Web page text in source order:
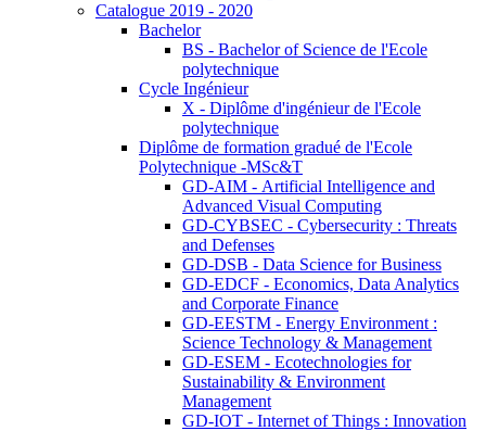
Catalogue 2019 - 2020
Bachelor
BS - Bachelor of Science de l'Ecole
polytechnique
Cycle Ingénieur
X - Diplôme d'ingénieur de l'Ecole
polytechnique
Diplôme de formation gradué de l'Ecole
Polytechnique -MSc&T
GD-AIM - Artificial Intelligence and
Advanced Visual Computing
GD-CYBSEC - Cybersecurity : Threats
and Defenses
GD-DSB - Data Science for Business
GD-EDCF - Economics, Data Analytics
and Corporate Finance
GD-EESTM - Energy Environment :
Science Technology & Management
GD-ESEM - Ecotechnologies for
Sustainability & Environment
Management
GD-IOT - Internet of Things : Innovation